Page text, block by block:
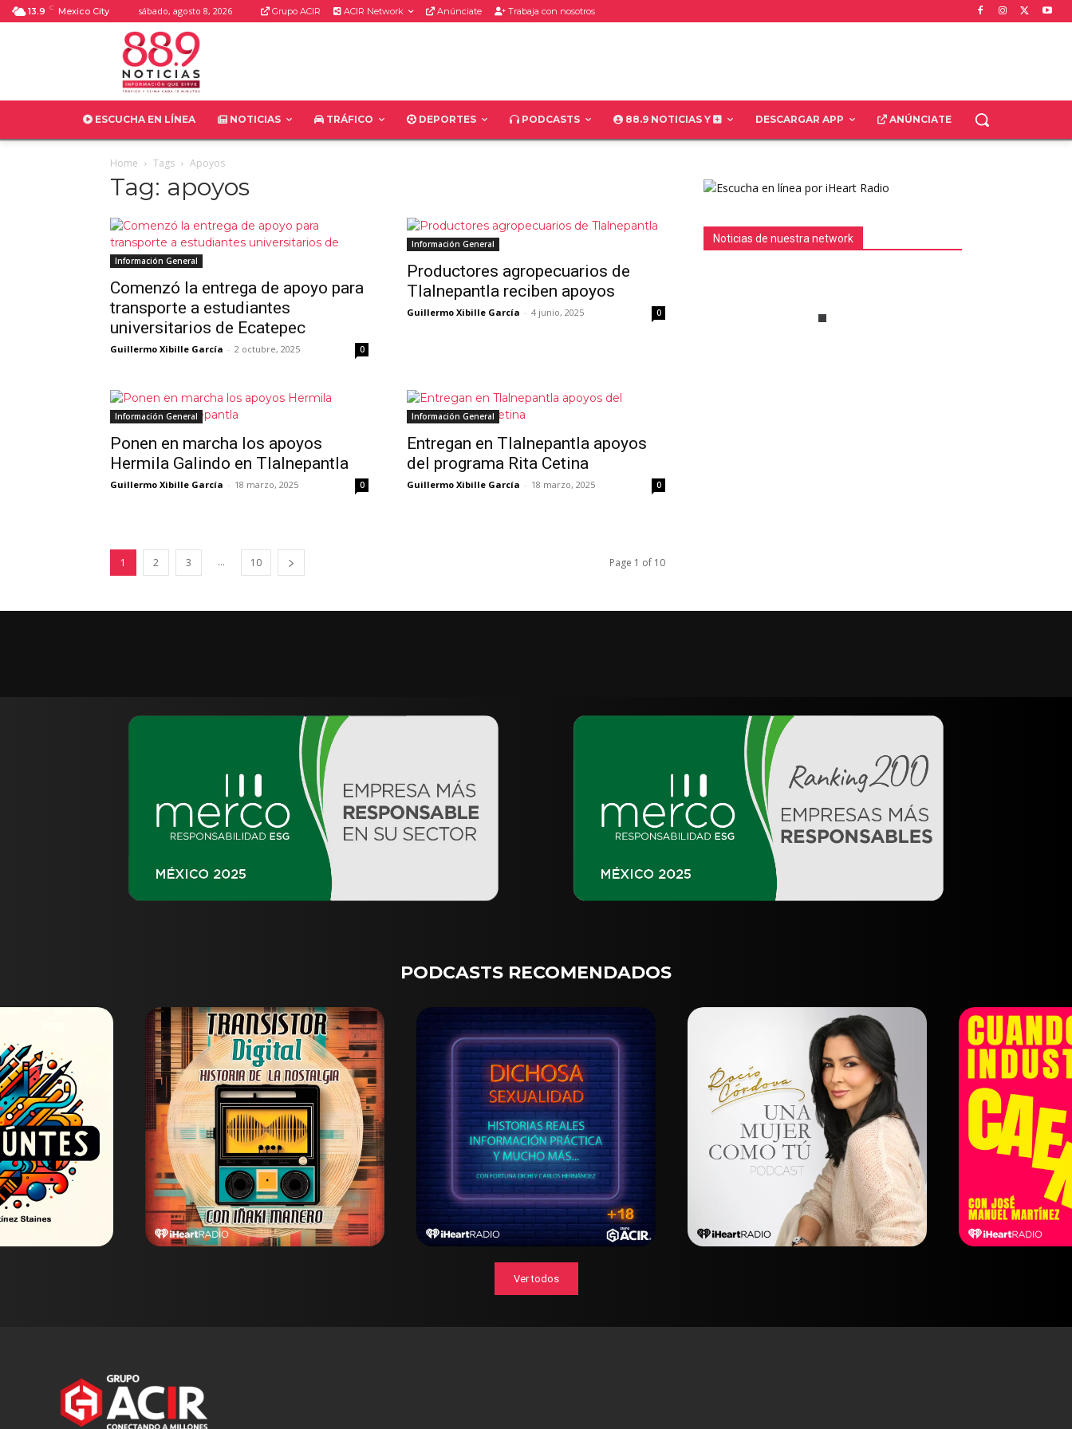
13.9 C Mexico City sábado, agosto 8, 2026 Grupo ACIR ACIR Network Anúnciate Trabaja con nosotros
ESCUCHA EN LÍNEA NOTICIAS TRÁFICO DEPORTES PODCASTS 88.9 NOTICIAS Y DESCARGAR APP ANÚNCIATE
Home Tags Apoyos
Tag: apoyos
Información General
Comenzó la entrega de apoyo para
transporte a estudiantes
universitarios de Ecatepec
Guillermo Xibille García - 2 octubre, 2025 0
Información General
Productores agropecuarios de
Tlalnepantla reciben apoyos
Guillermo Xibille García - 4 junio, 2025 0
Información General
Ponen en marcha los apoyos
Hermila Galindo en Tlalnepantla
Guillermo Xibille García - 18 marzo, 2025 0
Información General
Entregan en Tlalnepantla apoyos
del programa Rita Cetina
Guillermo Xibille García - 18 marzo, 2025 0
1 2 3 ... 10 Page 1 of 10
Noticias de nuestra network
PODCASTS RECOMENDADOS
Ver todos